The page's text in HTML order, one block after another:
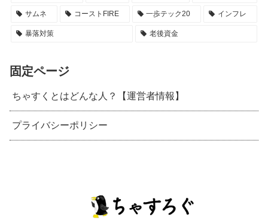
サムネ コーストFIRE 一歩テック20 インフレ
暴落対策 老後資金
固定ページ
ちゃすくとはどんな人？【運営者情報】
プライバシーポリシー